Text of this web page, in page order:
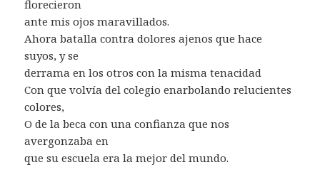
florecieron
ante mis ojos maravillados.
Ahora batalla contra dolores ajenos que hace
suyos, y se
derrama en los otros con la misma tenacidad
Con que volvía del colegio enarbolando relucientes
colores,
O de la beca con una confianza que nos
avergonzaba en
que su escuela era la mejor del mundo.